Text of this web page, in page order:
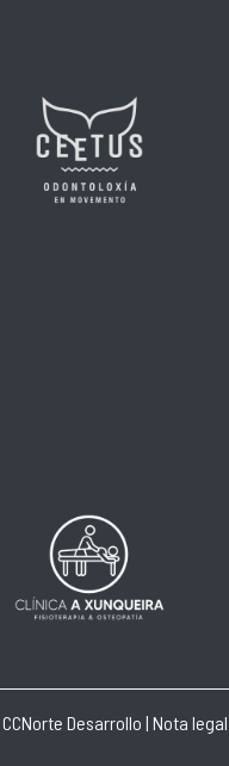
CCNorte Desarrollo | Nota legal